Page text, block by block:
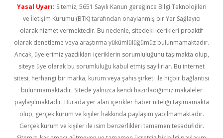
Yasal Uyarı: Sitemiz, 5651 Sayılı Kanun gereğince Bilgi Teknolojileri
ve İletişim Kurumu (BTK) tarafından onaylanmış bir Yer Sağlayıcı
olarak hizmet vermektedir. Bu nedenle, sitedeki içerikleri proaktif
olarak denetleme veya araştırma yükümlülüğümüz bulunmamaktadır.
Ancak, üyelerimiz yazdıkları içeriklerin sorumluluğunu taşımakta olup,
siteye üye olarak bu sorumluluğu kabul etmiş sayılırlar. Bu internet
sitesi, herhangi bir marka, kurum veya şahıs şirketi ile hiçbir bağlantısı
bulunmamaktadır. Sitede yalnızca kendi hazırladığımız makaleler
paylaşılmaktadır. Burada yer alan içerikler haber niteliği taşımamakta
olup, gerçek kurum ve kişiler hakkında paylaşım yapılmamaktadır.
Gerçek kurum ve kişiler ile isim benzerlikleri tamamen tesadüfidir.